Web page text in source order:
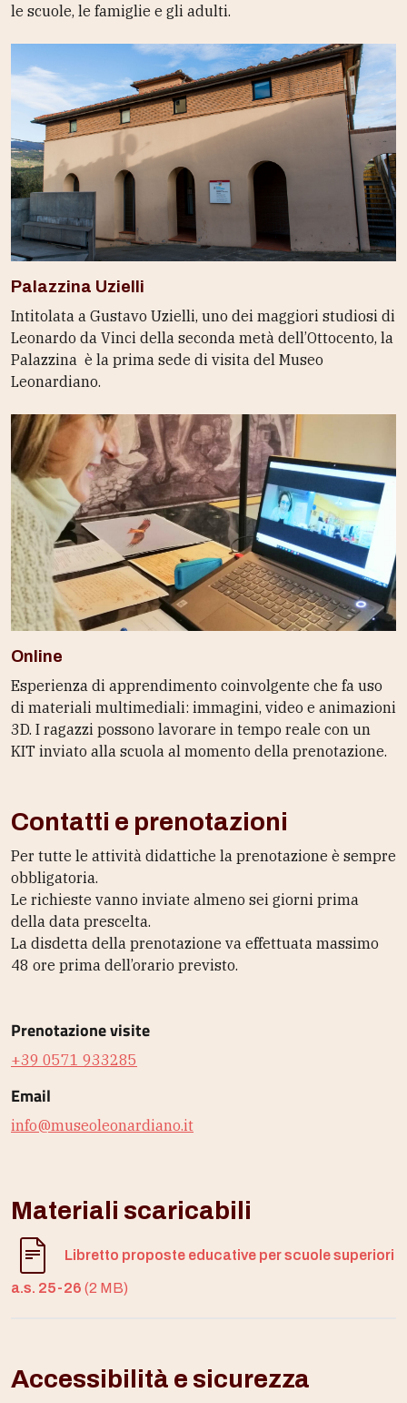
le scuole, le famiglie e gli adulti.
Palazzina Uzielli
Intitolata a Gustavo Uzielli, uno dei maggiori studiosi di
Leonardo da Vinci della seconda metà dell’Ottocento, la
Palazzina è la prima sede di visita del Museo
Leonardiano.
Online
Esperienza di apprendimento coinvolgente che fa uso
di materiali multimediali: immagini, video e animazioni
3D. I ragazzi possono lavorare in tempo reale con un
KIT inviato alla scuola al momento della prenotazione.
Contatti e prenotazioni
Per tutte le attività didattiche la prenotazione è sempre
obbligatoria.
Le richieste vanno inviate almeno sei giorni prima
della data prescelta.
La disdetta della prenotazione va effettuata massimo
48 ore prima dell’orario previsto.
Prenotazione visite
+39 0571 933285
Email
info@museoleonardiano.it
Materiali scaricabili
Libretto proposte educative per scuole superiori
a.s. 25-26 (2 MB)
Accessibilità e sicurezza